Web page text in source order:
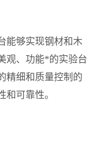
能够实现钢材和木
观、功能*的实验台
精细和质量控制的
和可靠性。